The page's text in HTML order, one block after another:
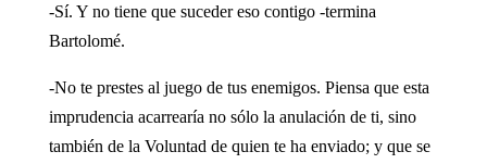
-Sí. Y no tiene que suceder eso contigo -termina
Bartolomé.
-No te prestes al juego de tus enemigos. Piensa que esta
imprudencia acarrearía no sólo la anulación de ti, sino
también de la Voluntad de quien te ha enviado; y que se